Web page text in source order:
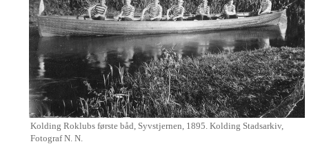
Kolding Roklubs første båd, Syvstjernen, 1895. Kolding Stadsarkiv,
Fotograf N. N.